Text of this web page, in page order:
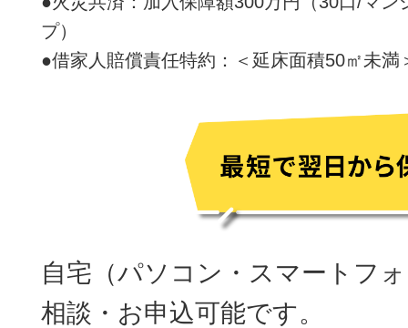
プ）
●借家人賠償責任特約：＜延床面積50㎡未
自宅（パソコン・スマートフ
相談・お申込可能です。